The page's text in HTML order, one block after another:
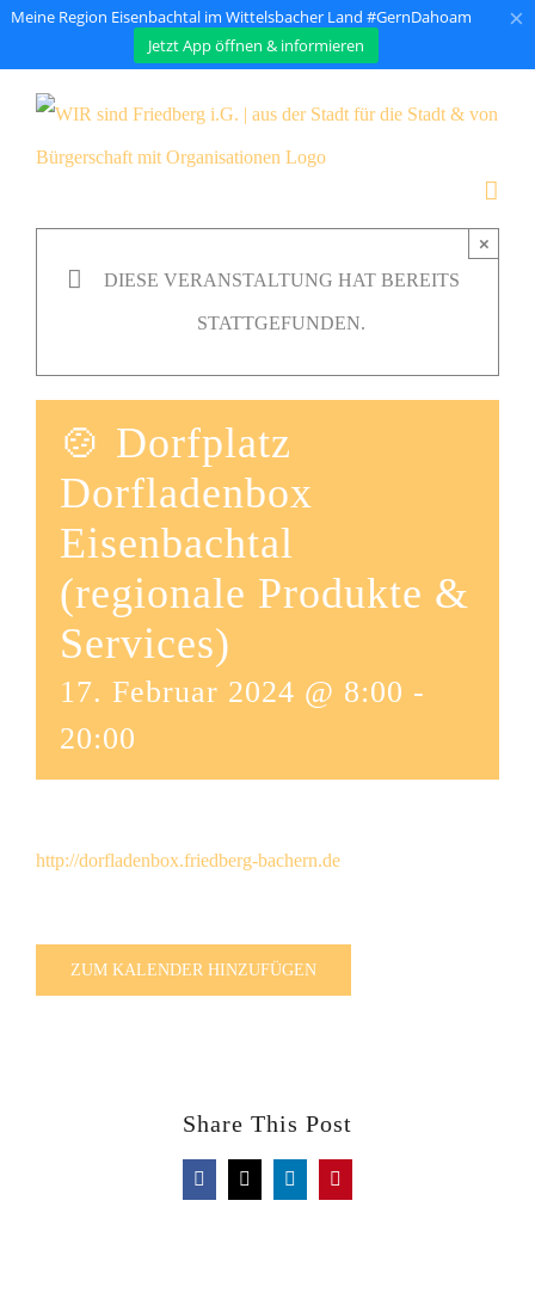
Meine Region Eisenbachtal im Wittelsbacher Land #GernDahoam
Jetzt App öffnen & informieren
×
DIESE VERANSTALTUNG HAT BEREITS
STATTGEFUNDEN.
×
🍲 Dorfplatz
Dorfladenbox
Eisenbachtal
(regionale Produkte &
Services)
17. Februar 2024 @ 8:00 -
20:00
http://dorfladenbox.friedberg-bachern.de
ZUM KALENDER HINZUFÜGEN
Share This Post
Facebook
X LinkedInPinterest